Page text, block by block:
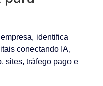
identifica
conectando IA,
sites, tráfego pago e